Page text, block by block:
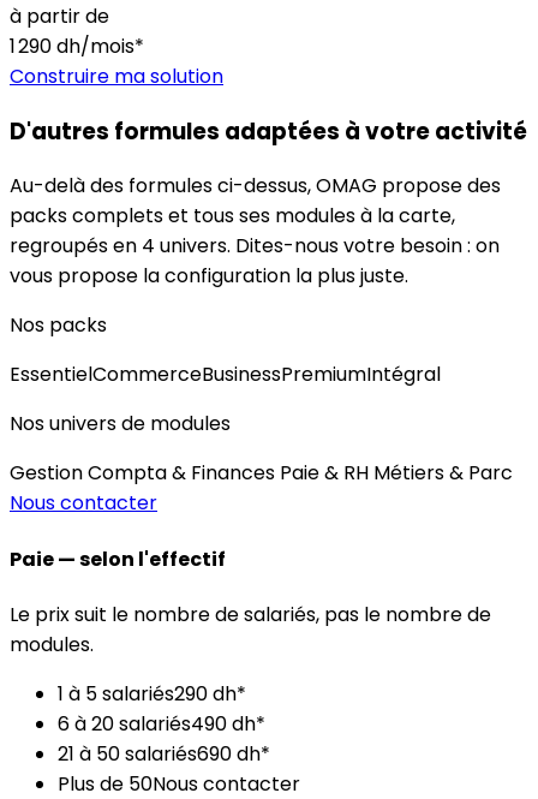
à partir de
1 290dh/mois*
Construire ma solution
D'autres formules adaptées à votre activité
Au-delà des formules ci-dessus, OMAG propose des
packs complets et tous ses modules à la carte,
regroupés en 4 univers. Dites-nous votre besoin : on
vous propose la configuration la plus juste.
Nos packs
EssentielCommerceBusinessPremiumIntégral
Nos univers de modules
GestionCompta & Finances Paie & RH Métiers & Parc
Nous contacter
Paie — selon l'effectif
Le prix suit le nombre de salariés, pas le nombre de
modules.
1 à 5 salariés290 dh*
6 à 20 salariés490 dh*
21 à 50 salariés690 dh*
Plus de 50Nous contacter